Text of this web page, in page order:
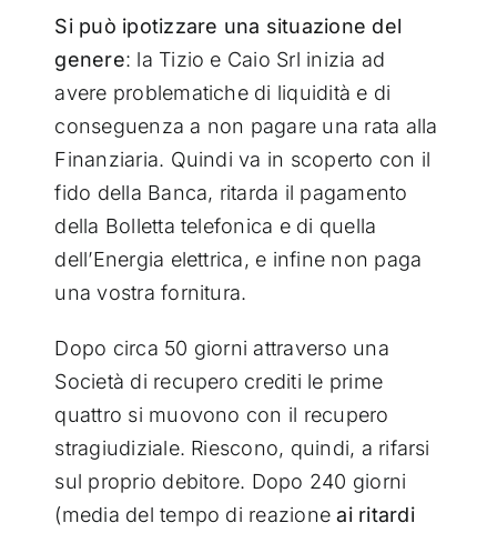
Si può ipotizzare una situazione del
genere: la Tizio e Caio Srl inizia ad
avere problematiche di liquidità e di
conseguenza a non pagare una rata alla
Finanziaria. Quindi va in scoperto con il
fido della Banca, ritarda il pagamento
della Bolletta telefonica e di quella
dell’Energia elettrica, e infine non paga
una vostra fornitura.
Dopo circa 50 giorni attraverso una
Società di recupero crediti le prime
quattro si muovono con il recupero
stragiudiziale. Riescono, quindi, a rifarsi
sul proprio debitore. Dopo 240 giorni
(media del tempo di reazioneai ritardi